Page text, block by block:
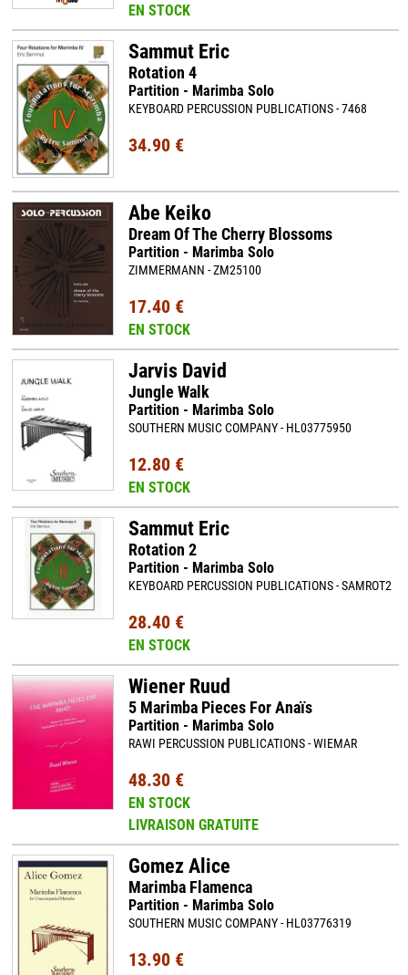
EN STOCK
Sammut Eric
Rotation 4
Partition - Marimba Solo
KEYBOARD PERCUSSION PUBLICATIONS - 7468
34.90 €
Abe Keiko
Dream Of The Cherry Blossoms
Partition - Marimba Solo
ZIMMERMANN - ZM25100
17.40 €
EN STOCK
Jarvis David
Jungle Walk
Partition - Marimba Solo
SOUTHERN MUSIC COMPANY - HL03775950
12.80 €
EN STOCK
Sammut Eric
Rotation 2
Partition - Marimba Solo
KEYBOARD PERCUSSION PUBLICATIONS - SAMROT2
28.40 €
EN STOCK
Wiener Ruud
5 Marimba Pieces For Anaïs
Partition - Marimba Solo
RAWI PERCUSSION PUBLICATIONS - WIEMAR
48.30 €
EN STOCK
LIVRAISON GRATUITE
Gomez Alice
Marimba Flamenca
Partition - Marimba Solo
SOUTHERN MUSIC COMPANY - HL03776319
13.90 €